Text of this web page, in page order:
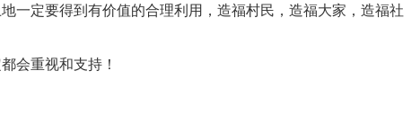
一定要得到有价值的合理利用，造福村民，造福大家，造福社
会重视和支持！